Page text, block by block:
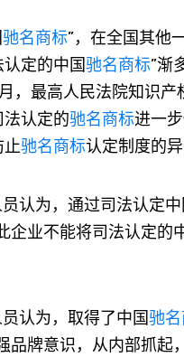
驰名商标”，在全国其他
定的中国驰名商标”渐
，最高人民法院知识产
认定的驰名商标进一
止驰名商标认定制度的异
认为，通过司法认定中
企业不能将司法认定的
认为，取得了中国驰
品牌意识，从内部抓